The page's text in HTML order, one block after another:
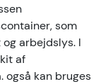
som
arbejdslys. I
af
kan bruges